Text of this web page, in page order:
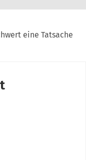
eine Tatsache